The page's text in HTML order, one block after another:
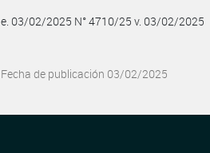
e. 03/02/2025 N° 4710/25 v. 03/02/2025
Fecha de publicación 03/02/2025